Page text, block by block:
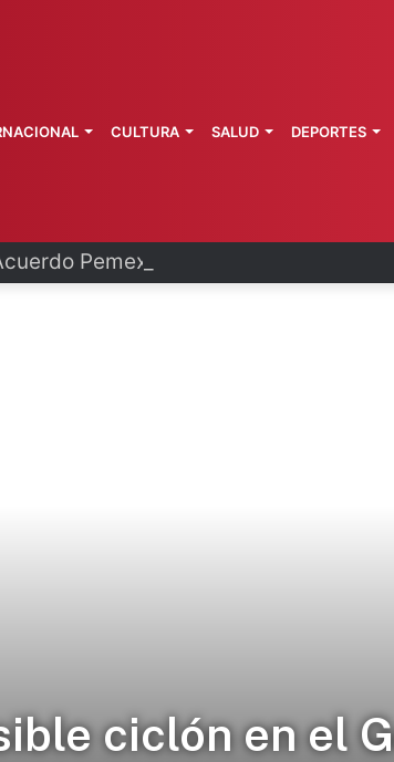
Pemex y Petrobras en fase de
CULTURA SALUD DEPORTES
ciclón en el